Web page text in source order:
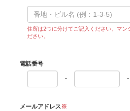
住所は2つに分けてご記入ください。マン
ださい。
電話番号
- -
メールアドレス※